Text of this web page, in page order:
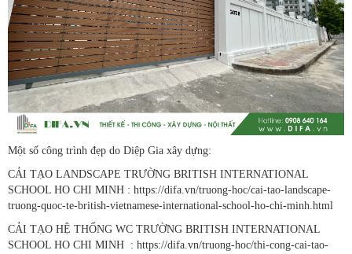
Một số công trình đẹp do Diệp Gia xây dựng:
CẢI TẠO LANDSCAPE TRƯỜNG BRITISH INTERNATIONAL
SCHOOL HO CHI MINH : https://difa.vn/truong-hoc/cai-tao-landscape-
truong-quoc-te-british-vietnamese-international-school-ho-chi-minh.html
CẢI TẠO HỆ THỐNG WC TRƯỜNG BRITISH INTERNATIONAL
SCHOOL HO CHI MINH : https://difa.vn/truong-hoc/thi-cong-cai-tao-